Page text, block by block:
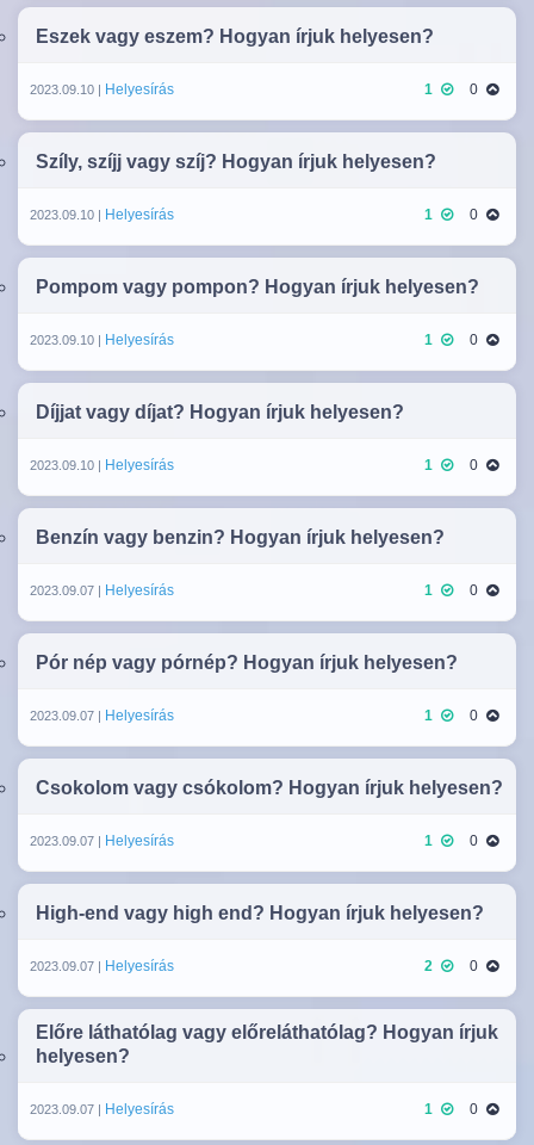
Eszek vagy eszem? Hogyan írjuk helyesen?
2023.09.10 | Helyesírás 1 0
Szíly, szíjj vagy szíj? Hogyan írjuk helyesen?
2023.09.10 | Helyesírás 1 0
Pompom vagy pompon? Hogyan írjuk helyesen?
2023.09.10 | Helyesírás 1 0
Díjjat vagy díjat? Hogyan írjuk helyesen?
2023.09.10 | Helyesírás 1 0
Benzín vagy benzin? Hogyan írjuk helyesen?
2023.09.07 | Helyesírás 1 0
Pór nép vagy pórnép? Hogyan írjuk helyesen?
2023.09.07 | Helyesírás 1 0
Csokolom vagy csókolom? Hogyan írjuk helyesen?
2023.09.07 | Helyesírás 1 0
High-end vagy high end? Hogyan írjuk helyesen?
2023.09.07 | Helyesírás 2 0
Előre láthatólag vagy előreláthatólag? Hogyan írjuk
helyesen?
2023.09.07 | Helyesírás 1 0